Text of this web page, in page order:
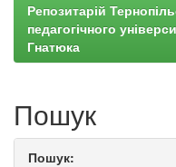
Репозитарій
педагогічного
Гнатюка
Пошук
Пошук: